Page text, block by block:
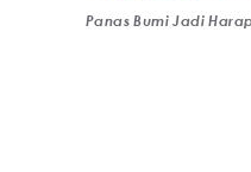
Panas Bumi Jadi